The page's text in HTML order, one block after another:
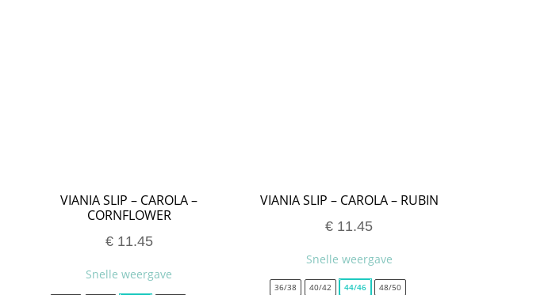
VIANIA SLIP – CAROLA –
CORNFLOWER
€11.45
Snelle weergave
VIANIA SLIP – CAROLA – RUBIN
€ 11.45
Snelle weergave
36/38 40/42 44/46 48/50